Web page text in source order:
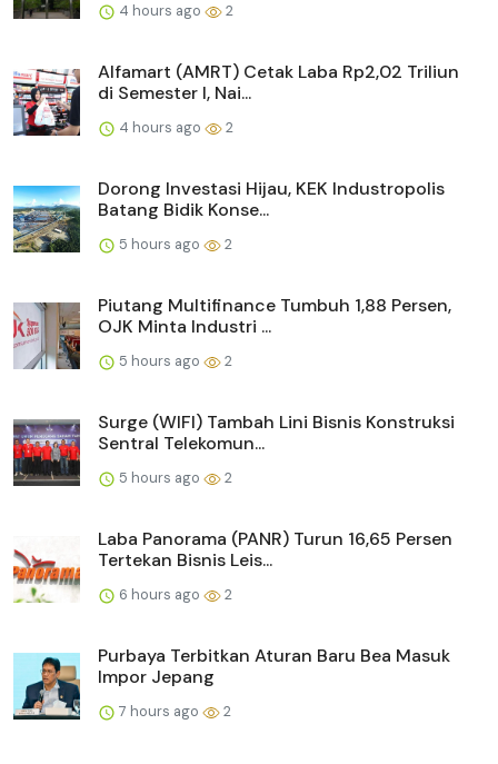
4 hours ago 2
Alfamart (AMRT) Cetak Laba Rp2,02 Triliun
di Semester I, Nai...
4 hours ago 2
Dorong Investasi Hijau, KEK Industropolis
Batang Bidik Konse...
5 hours ago 2
Piutang Multifinance Tumbuh 1,88 Persen,
OJK Minta Industri ...
5 hours ago 2
Surge (WIFI) Tambah Lini Bisnis Konstruksi
Sentral Telekomun...
5 hours ago 2
Laba Panorama (PANR) Turun 16,65 Persen
Tertekan Bisnis Leis...
6 hours ago 2
Purbaya Terbitkan Aturan Baru Bea Masuk
Impor Jepang
7 hours ago 2